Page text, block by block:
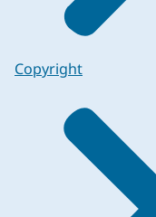
Copyright